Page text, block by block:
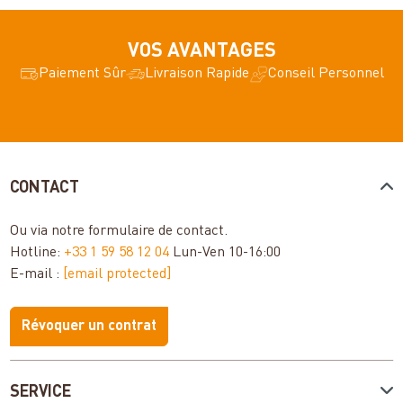
VOS AVANTAGES
Paiement Sûr Livraison Rapide Conseil Personnel
SERVICE
CONTACT
Ou via notreformulaire de contact.
Hotline: +33 1 59 58 12 04 Lun-Ven 10-16:00
E-mail : [email protected]
Révoquer un contrat